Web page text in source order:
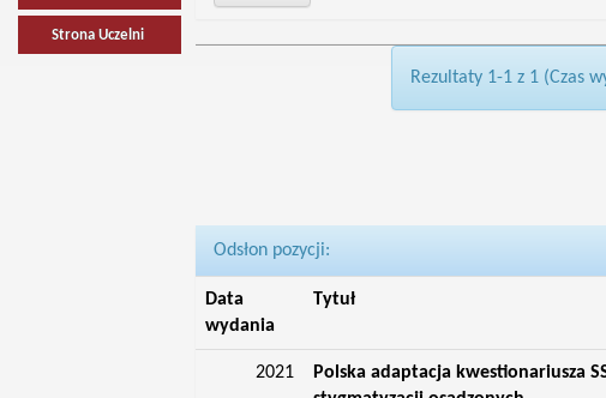
Strona Uczelni
Rezultaty 1-1 z 1 (Czas
Odsłon pozycji:
Data
wydania
Tytuł
2021
Polska adaptacja kwestionariusza